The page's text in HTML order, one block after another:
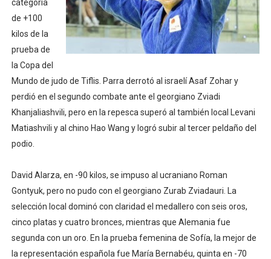
Mundial de Fórmula 1 2026 - Lando Norris consigue
Campeonato de Europa de saltos 2026 (París,
Tour de Francia femenino 2026 - Etapa 6
Women's Pro Baseball League 2026
Campeonato de Europa en aguas abiertas 2026
categoría
de +100
kilos de la
prueba de
la Copa del
Mundo de judo de Tiflis. Parra derrotó al israelí Asaf Zohar y
perdió en el segundo combate ante el georgiano Zviadi
Khanjaliashvili, pero en la repesca superó al también local Levani
Matiashvili y al chino Hao Wang y logró subir al tercer peldaño del
podio.
David Alarza, en -90 kilos, se impuso al ucraniano Roman
Gontyuk, pero no pudo con el georgiano Zurab Zviadauri. La
selección local dominó con claridad el medallero con seis oros,
cinco platas y cuatro bronces, mientras que Alemania fue
segunda con un oro. En la prueba femenina de Sofía, la mejor de
la representación española fue María Bernabéu, quinta en -70